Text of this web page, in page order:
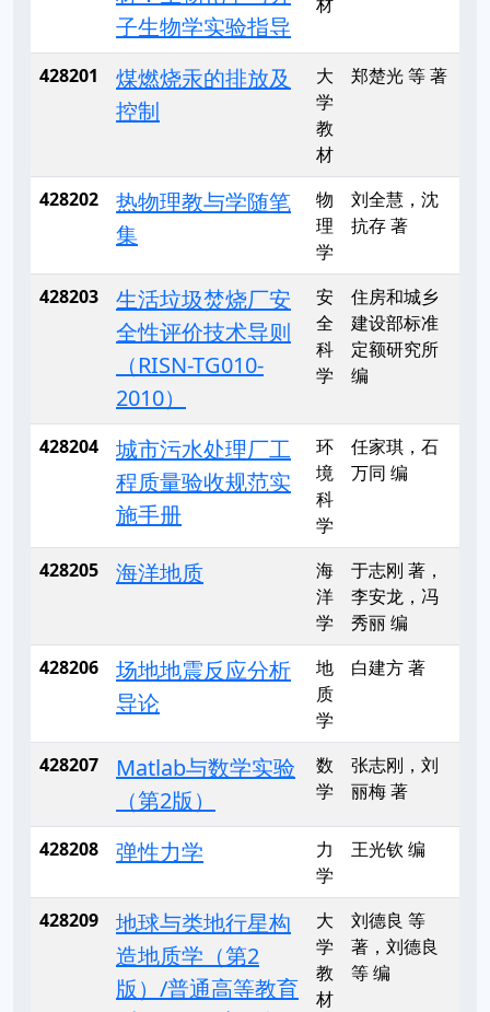
子生物学实验指导
428201
煤燃烧汞的排放及
控制
大
学
教
材
郑楚光 等 著
428202
热物理教与学随笔
集
物
理
学
刘全慧，沈
抗存 著
428203
生活垃圾焚烧厂安
全性评价技术导则
（RISN-TG010-
2010）
安
全
科
学
住房和城乡
建设部标准
定额研究所
编
428204
城市污水处理厂工
程质量验收规范实
施手册
环
境
科
学
任家琪，石
万同 编
428205 海洋地质
海
洋
学
于志刚 著，
李安龙，冯
秀丽 编
428206
场地地震反应分析
导论
地
质
学
白建方 著
428207
Matlab与数学实验
（第2版）
数
学
张志刚，刘
丽梅 著
428208 弹性力学
力
学
王光钦 编
428209
地球与类地行星构
造地质学（第2
版）/普通高等教育
大
学
教
材
刘德良 等
著，刘德良
等 编